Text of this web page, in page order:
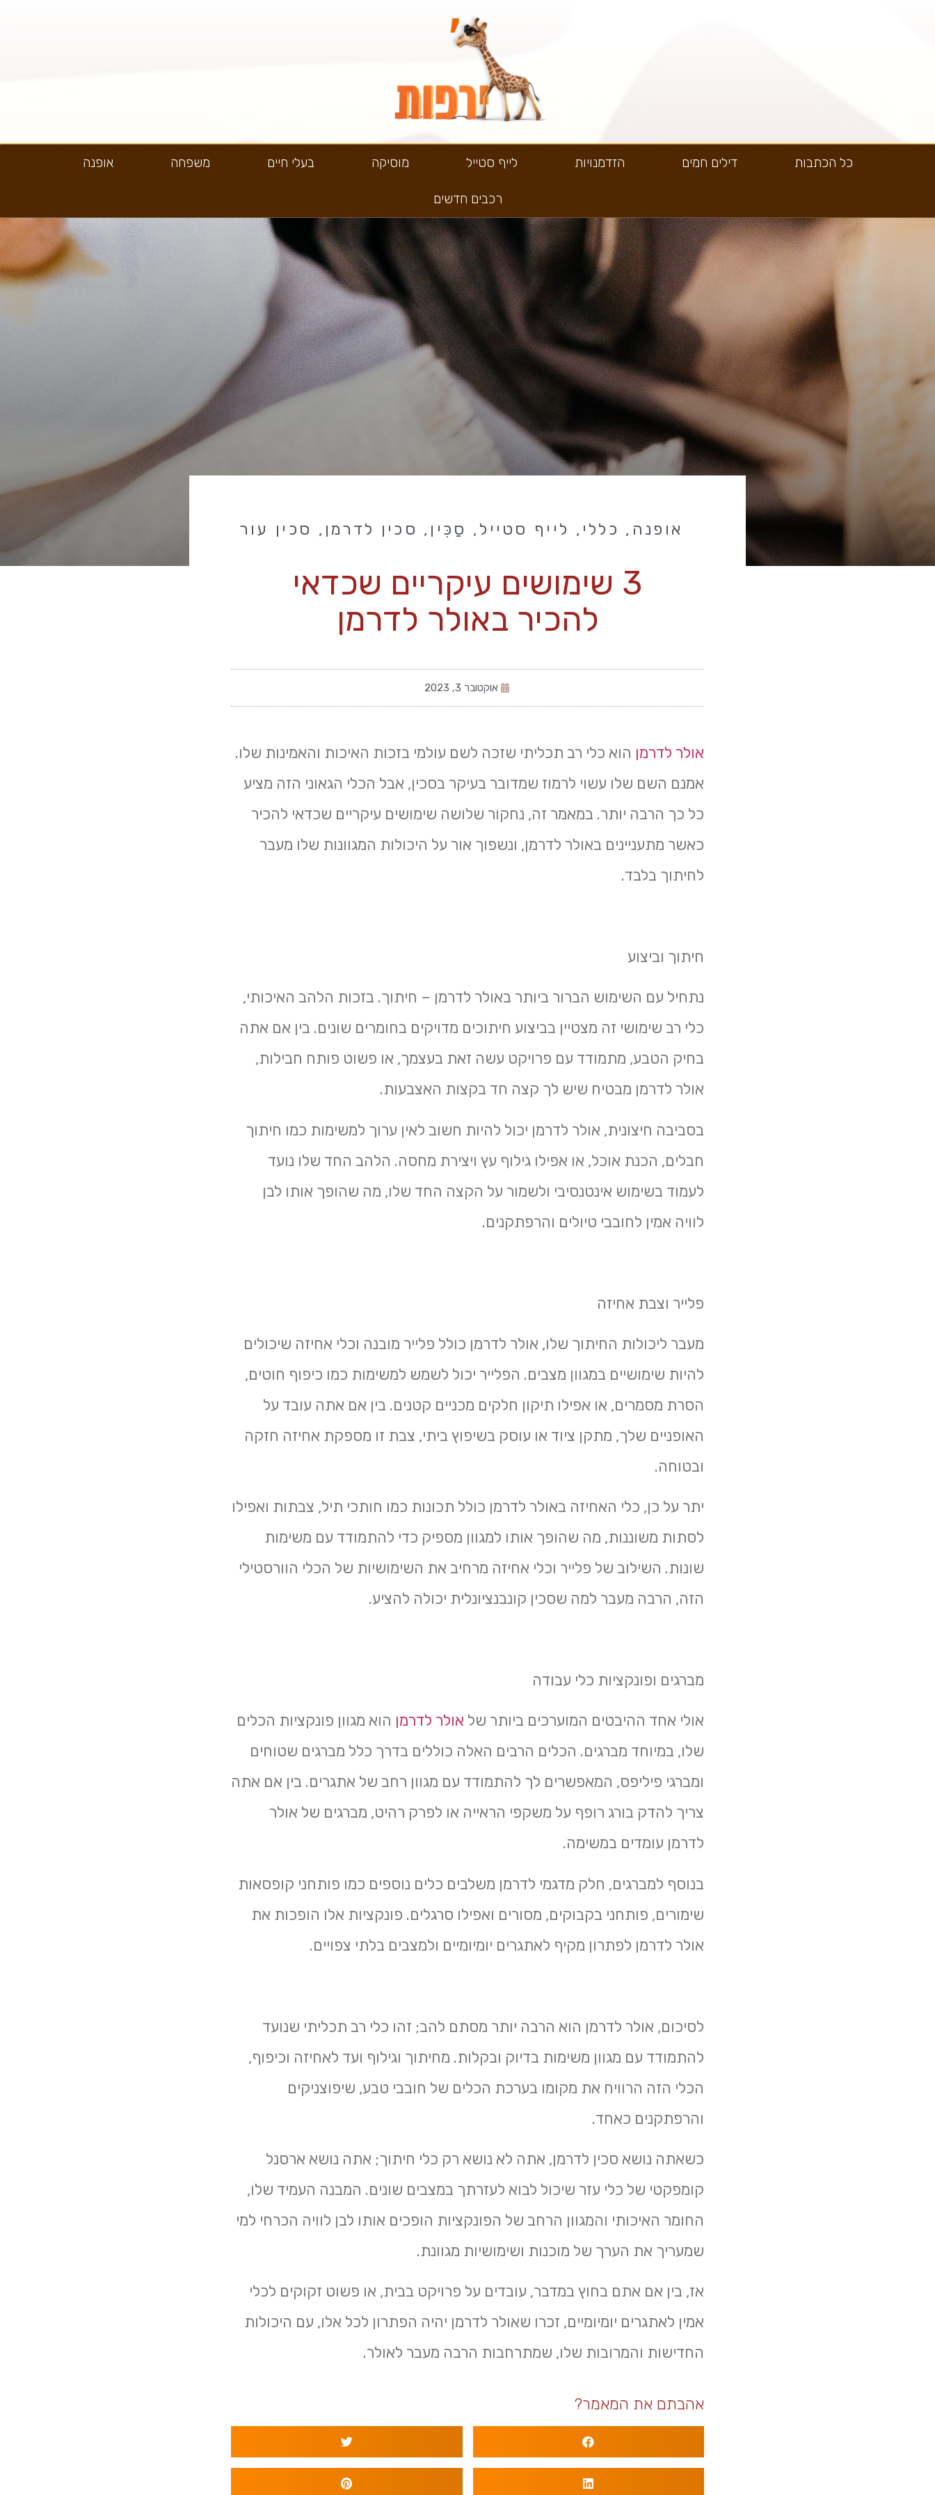
כל הכתבות דילים חמים הזדמנויות לייף סטייל מוסיקה בעלי חיים משפחה אופנה
רכבים חדשים
אופנה , כללי , לייף סטייל, סַכִּין , סכין לדרמן , סכין עור
3 שימושים עיקריים שכדאי
להכיר באולר לדרמן
אוקטובר 3, 2023
אולר לדרמן הוא כלי רב תכליתי שזכה לשם עולמי בזכות האיכות והאמינות שלו.
אמנם השם שלו עשוי לרמוז שמדובר בעיקר בסכין, אבל הכלי הגאוני הזה מציע
כל כך הרבה יותר. במאמר זה, נחקור שלושה שימושים עיקריים שכדאי להכיר
כאשר מתעניינים באולר לדרמן, ונשפוך אור על היכולות המגוונות שלו מעבר
לחיתוך בלבד.
חיתוך וביצוע
נתחיל עם השימוש הברור ביותר באולר לדרמן – חיתוך. בזכות הלהב האיכותי,
כלי רב שימושי זה מצטיין בביצוע חיתוכים מדויקים בחומרים שונים. בין אם אתה
בחיק הטבע, מתמודד עם פרויקט עשה זאת בעצמך, או פשוט פותח חבילות,
אולר לדרמן מבטיח שיש לך קצה חד בקצות האצבעות.
בסביבה חיצונית, אולר לדרמן יכול להיות חשוב לאין ערוך למשימות כמו חיתוך
חבלים, הכנת אוכל, או אפילו גילוף עץ ויצירת מחסה. הלהב החד שלו נועד
לעמוד בשימוש אינטנסיבי ולשמור על הקצה החד שלו, מה שהופך אותו לבן
לוויה אמין לחובבי טיולים והרפתקנים.
פלייר וצבת אחיזה
מעבר ליכולות החיתוך שלו, אולר לדרמן כולל פלייר מובנה וכלי אחיזה שיכולים
להיות שימושיים במגוון מצבים. הפלייר יכול לשמש למשימות כמו כיפוף חוטים,
הסרת מסמרים, או אפילו תיקון חלקים מכניים קטנים. בין אם אתה עובד על
האופניים שלך, מתקן ציוד או עוסק בשיפוץ ביתי, צבת זו מספקת אחיזה חזקה
ובטוחה.
יתר על כן, כלי האחיזה באולר לדרמן כולל תכונות כמו חותכי תיל, צבתות ואפילו
לסתות משוננות, מה שהופך אותו למגוון מספיק כדי להתמודד עם משימות
שונות. השילוב של פלייר וכלי אחיזה מרחיב את השימושיות של הכלי הוורסטילי
הזה, הרבה מעבר למה שסכין קונבנציונלית יכולה להציע.
מברגים ופונקציות כלי עבודה
אולי אחד ההיבטים המוערכים ביותר של אולר לדרמן הוא מגוון פונקציות הכלים
שלו, במיוחד מברגים. הכלים הרבים האלה כוללים בדרך כלל מברגים שטוחים
ומברגי פיליפס, המאפשרים לך להתמודד עם מגוון רחב של אתגרים. בין אם אתה
צריך להדק בורג רופף על משקפי הראייה או לפרק רהיט, מברגים של אולר
לדרמן עומדים במשימה.
בנוסף למברגים, חלק מדגמי לדרמן משלבים כלים נוספים כמו פותחני קופסאות
שימורים, פותחני בקבוקים, מסורים ואפילו סרגלים. פונקציות אלו הופכות את
אולר לדרמן לפתרון מקיף לאתגרים יומיומיים ולמצבים בלתי צפויים.
לסיכום, אולר לדרמן הוא הרבה יותר מסתם להב; זהו כלי רב תכליתי שנועד
להתמודד עם מגוון משימות בדיוק ובקלות. מחיתוך וגילוף ועד לאחיזה וכיפוף,
הכלי הזה הרוויח את מקומו בערכת הכלים של חובבי טבע, שיפוצניקים
והרפתקנים כאחד.
כשאתה נושא סכין לדרמן, אתה לא נושא רק כלי חיתוך; אתה נושא ארסנל
קומפקטי של כלי עזר שיכול לבוא לעזרתך במצבים שונים. המבנה העמיד שלו,
החומר האיכותי והמגוון הרחב של הפונקציות הופכים אותו לבן לוויה הכרחי למי
שמעריך את הערך של מוכנות ושימושיות מגוונת.
אז, בין אם אתם בחוץ במדבר, עובדים על פרויקט בבית, או פשוט זקוקים לכלי
אמין לאתגרים יומיומיים, זכרו שאולר לדרמן יהיה הפתרון לכל אלו, עם היכולות
החדישות והמרובות שלו, שמתרחבות הרבה מעבר לאולר.
אהבתם את המאמר?